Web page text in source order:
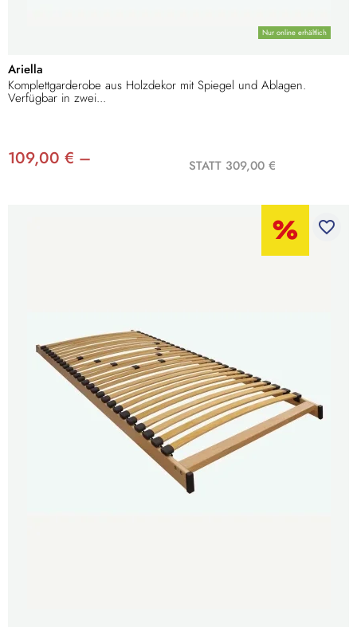
Nur online erhältlich
Ariella
Komplettgarderobe aus Holzdekor mit Spiegel und Ablagen.
Verfügbar in zwei...
109,00 € – STATT 309,00 €
favorite_border